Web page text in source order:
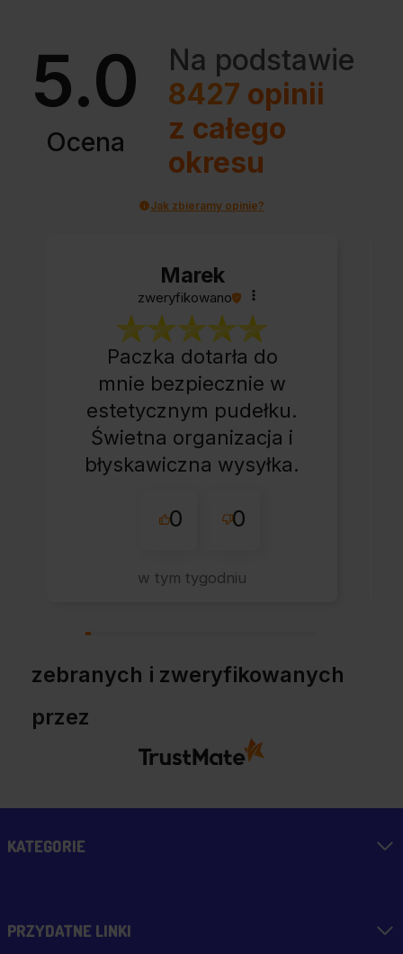
5.0
Ocena
Na podstawie
8427 opinii
z całego
okresu
Jak zbieramy opinie?
Marek
zweryfikowano
Paczka dotarła do
mnie bezpiecznie w
estetycznym pudełku.
Świetna organizacja i
błyskawiczna wysyłka.
sklepu nie pierwszy
wszystko perfekt.
0 0
w tym tygodniu
zebranych i zweryfikowanych
przez
KATEGORIE
PRZYDATNE LINKI